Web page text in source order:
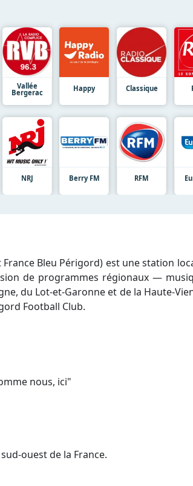
Vallée
Bergerac Happy Classique
NRJ Berry FM RFM
Bleu Périgord) est une station
de programmes régionaux —
du Lot-et-Garonne et de la Haute-
Football Club.
nous, ici"
ouest de la France.